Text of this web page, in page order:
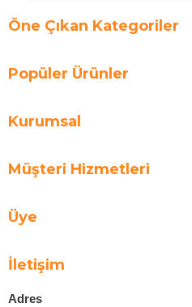
Öne Çıkan Kategoriler
Popüler Ürünler
Kurumsal
Müşteri Hizmetleri
Üye
İletişim
Adres